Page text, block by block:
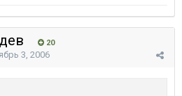
20
3, 2006